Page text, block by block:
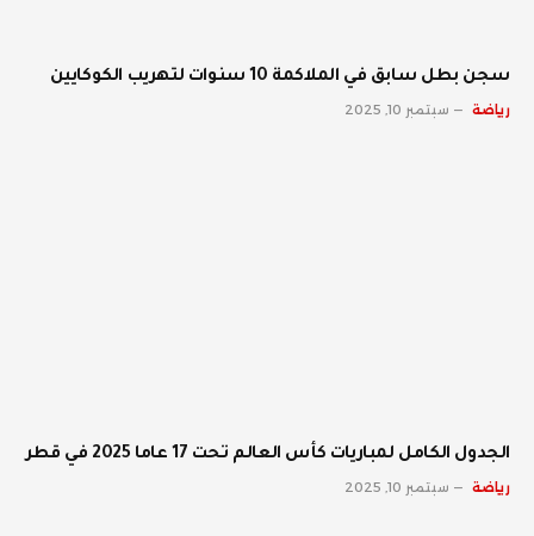
سجن بطل سابق في الملاكمة 10 سنوات لتهريب الكوكايين
رياضة سبتمبر 10, 2025
الجدول الكامل لمباريات كأس العالم تحت 17 عاما 2025 في قطر
رياضة سبتمبر 10, 2025